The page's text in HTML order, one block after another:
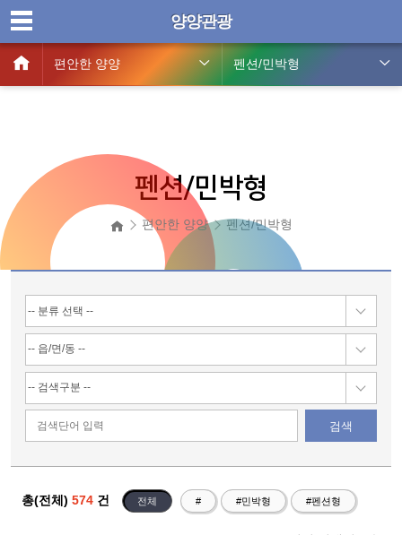
양양관광
편안한 양양 펜션/민박형
펜션/민박형
편안한 양양 펜션/민박형
검색
총(전체) 574 건 전체 # #민박형 #펜션형